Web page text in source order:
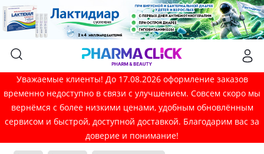
Уважаемые клиенты! До 17.08.2026 оформление заказов
временно недоступно в связи с улучшением. Совсем скоро мы
вернёмся с более низкими ценами, удобным обновлённым
сервисом и быстрой, доступной доставкой. Благодарим вас за
доверие и понимание!